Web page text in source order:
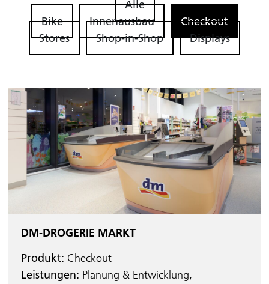
Alle
Bike
Innenausbau
Checkout
Stores
Shop-in-Shop Displays
DM-DROGERIE MARKT
Produkt: Checkout
Leistungen: Planung & Entwicklung,